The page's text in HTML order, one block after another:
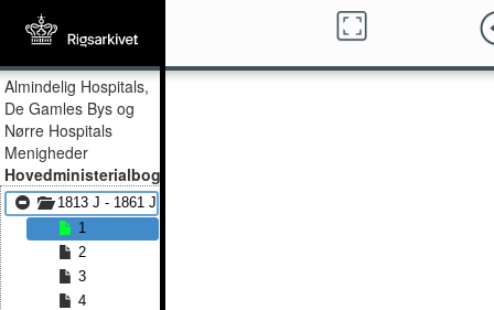
Almindelig Hospitals,
De Gamles Bys og
Nørre Hospitals
Menigheder
Hovedministerialbog
1813 J - 1861 J
1
2
3
4